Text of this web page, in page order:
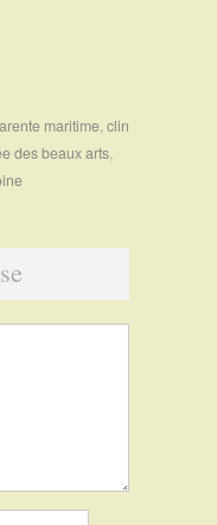
maritime,clin
des beaux arts,